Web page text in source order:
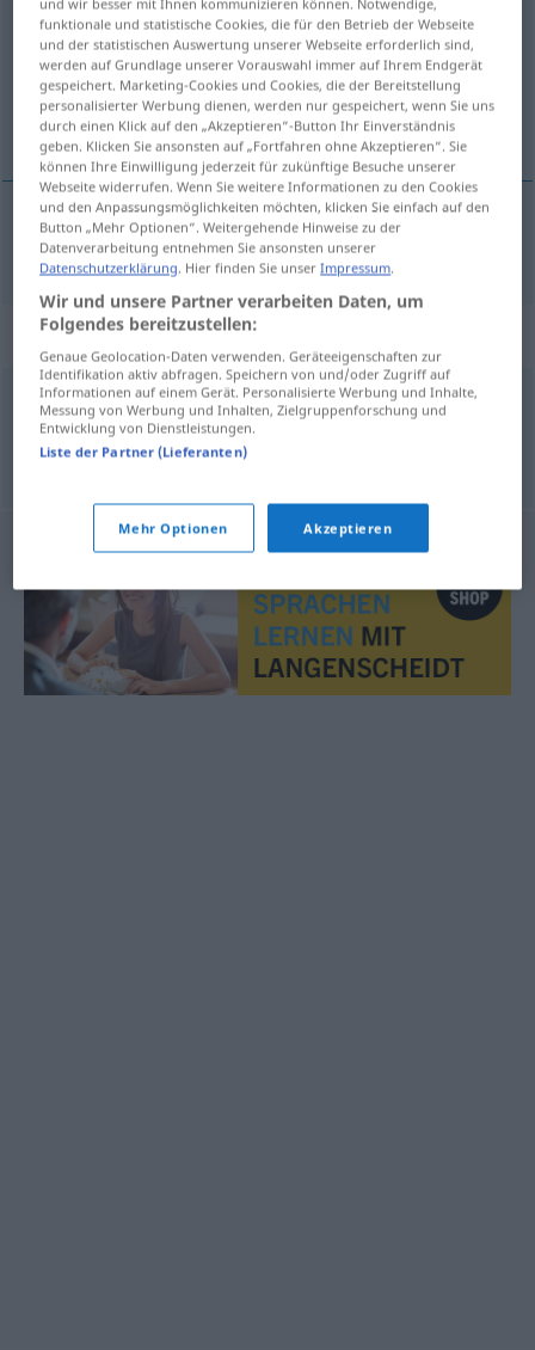
Übersicht aller Übersetzungen
(Für mehr Details die Übersetzung anklicken/antippen)
vers
versn Vers
Synonyme für "Vers"
Absatz,Strophe
funktionale und statistische Cookies, die für den Betrieb der Webseite
und der statistischen Auswertung unserer Webseite erforderlich sind,
werden auf Grundlage unserer Vorauswahl immer auf Ihrem Endgerät
gespeichert. Marketing-Cookies und Cookies, die der Bereitstellung
personalisierter Werbung dienen, werden nur gespeichert, wenn Sie uns
durch einen Klick auf den „Akzeptieren“-Button Ihr Einverständnis
geben. Klicken Sie ansonsten auf „Fortfahren ohne Akzeptieren“. Sie
können Ihre Einwilligung jederzeit für zukünftige Besuche unserer
Webseite widerrufen. Wenn Sie weitere Informationen zu den Cookies
und den Anpassungsmöglichkeiten möchten, klicken Sie einfach auf den
Button „Mehr Optionen“. Weitergehende Hinweise zu der
Datenverarbeitung entnehmen Sie ansonsten unserer
Datenschutzerklärung . Hier finden Sie unserImpressum
Wir und unsere Partner verarbeiten Daten, um
Folgendes bereitzustellen:
Genaue Geolocation-Daten verwenden. Geräteeigenschaften zur
Identifikation aktiv abfragen. Speichern von und/oder Zugriff auf
Informationen auf einem Gerät. Personalisierte Werbung und Inhalte,
Messung von Werbung und Inhalten, Zielgruppenforschung und
Entwicklung von Dienstleistungen.
Liste der Partner (Lieferanten)
Mehr Optionen Akzeptieren